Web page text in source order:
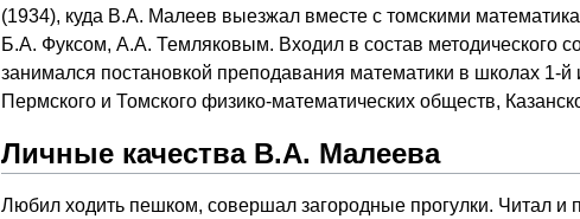
(1934), куда В.А. Малеев выезжал вместе с томскими
Б.А. Фуксом, А.А. Темляковым. Входил в состав методического
занимался постановкой преподавания математики в школах 1-
Пермского и Томского физико-математических обществ,
Личные качества В.А. Малеева
Любил ходить пешком, совершал загородные прогулки. Читал и